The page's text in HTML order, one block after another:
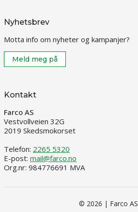
Nyhetsbrev
Motta info om nyheter og kampanjer?
Meld meg på
Kontakt
Farco AS
Vestvollveien 32G
2019 Skedsmokorset
Telefon: 2265 5320
E-post: mail@farco.no
Org.nr: 984776691 MVA
© 2026 | Farco AS